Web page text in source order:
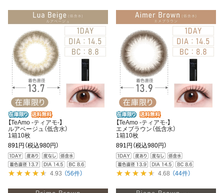
【TeAmo -ティアモ-】
ルアベージュ（低含水）
1箱10枚
891円 （税込980円）
4.93 （56件）
【TeAmo -ティアモ-】
エメブラウン（低含水）
1箱10枚
891円 （税込980円）
4.68 （44件）